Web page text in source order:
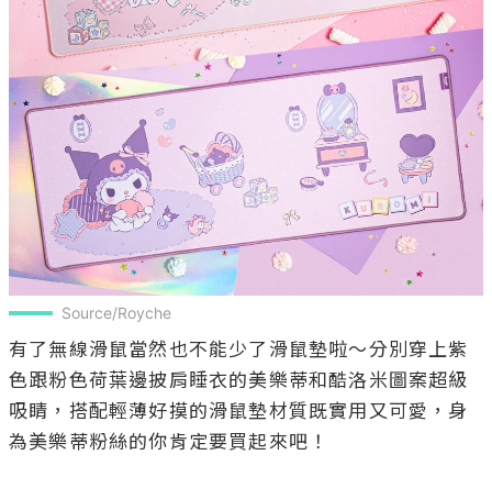
Source/Royche
有了無線滑鼠當然也不能少了滑鼠墊啦～分別穿上紫
色跟粉色荷葉邊披肩睡衣的美樂蒂和酷洛米圖案超級
吸睛，搭配輕薄好摸的滑鼠墊材質既實用又可愛，身
為美樂蒂粉絲的你肯定要買起來吧！